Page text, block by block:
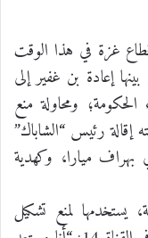
غزة في هذا الوقت
إعادة بن غفير إلى
الحكومة؛ ومحاولة منع
إقالة رئيس “الشاباك”
بهراف ميارا، وكهدية
يستخدمها لمنع تشكيل